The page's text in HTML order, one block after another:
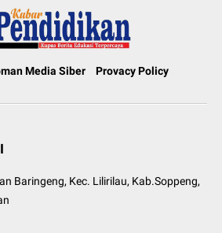
Media Siber Provacy Policy
Baringeng, Kec. Lilirilau, Kab.Soppeng,